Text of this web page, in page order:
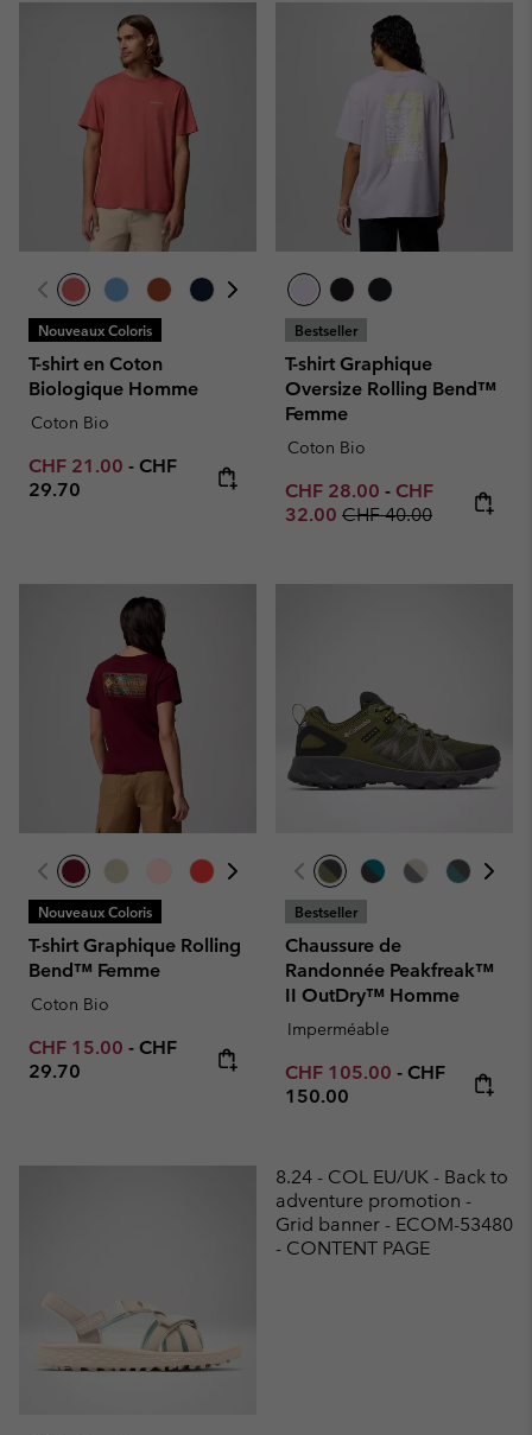
Nouveaux Coloris
T-shirt en Coton
Biologique Homme
Coton Bio
Minimum sale price:
CHF 21.00 - Maximum price:
CHF
29.70
Bestseller
T-shirt Graphique
Oversize Rolling Bend™
Femme
Coton Bio
Minimum sale price:
CHF 28.00 - Maximum sale
CHF
32.00 Regular price:
CHF 40.00
Nouveaux Coloris
T-shirt Graphique Rolling
Bend™ Femme
Coton Bio
Minimum sale price:
CHF 15.00 - Maximum price:
CHF
29.70
Bestseller
Chaussure de
Randonnée Peakfreak™
II OutDry™ Homme
Imperméable
Minimum sale price:
CHF 105.00 - Maximum
CHF
150.00
8.24 - COL EU/UK - Back to
adventure promotion -
Grid banner - ECOM-53480
- CONTENT PAGE